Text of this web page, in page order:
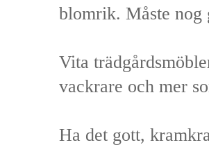
blomrik. Måste nog
Vita
vackrare och mer
Ha det gott,